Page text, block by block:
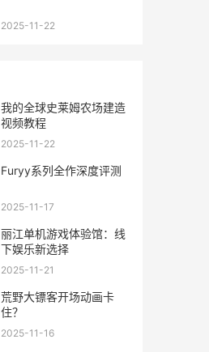
2025-11-22
我的全球史莱姆农场建造
视频教程
2025-11-22
Furyy系列全作深度评测
2025-11-17
丽江单机游戏体验馆：线
下娱乐新选择
2025-11-21
荒野大镖客开场动画卡
住？
2025-11-16